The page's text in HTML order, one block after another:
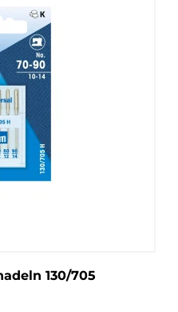
130/705